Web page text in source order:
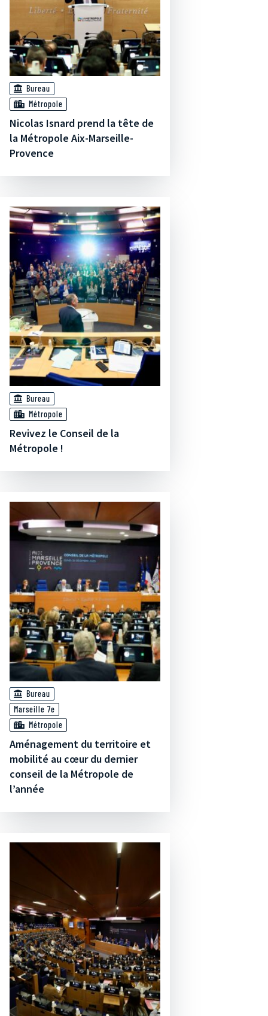
Bureau
Métropole
Nicolas Isnard prend la tête de
la Métropole Aix-Marseille-
Provence
Bureau
Métropole
Revivez le Conseil de la
Métropole !
Bureau
Marseille 7e
Métropole
Aménagement du territoire et
mobilité au cœur du dernier
conseil de la Métropole de
l’année